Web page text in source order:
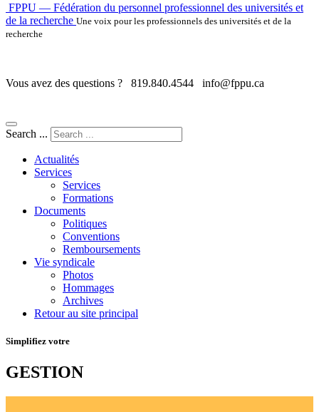
Skip
to
content
FPPU — Fédération du personnel professionnel des universités et
de la recherche Une voix pour les professionnels des universités et de la
recherche
Vous avez des questions ? 819.840.4544 info@fppu.ca
Search ...
Actualités
Services
Services
Formations
Documents
Politiques
Conventions
Remboursements
Vie syndicale
Photos
Hommages
Archives
Retour au site principal
Simplifiez votre
GESTION